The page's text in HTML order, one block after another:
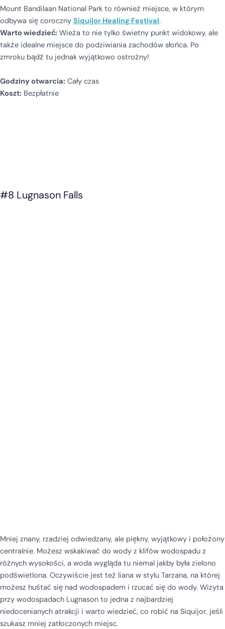
Mount Bandilaan National Park to również miejsce, w którym
odbywa się coroczny Siquijor Healing Festival.
Warto wiedzieć: Wieża to nie tylko świetny punkt widokowy, ale
także idealne miejsce do podziwiania zachodów słońca. Po
zmroku bądź tu jednak wyjątkowo ostrożny!
Godziny otwarcia: Cały czas
Koszt: Bezpłatnie
#8 Lugnason Falls
Mniej znany, rzadziej odwiedzany, ale piękny, wyjątkowy i położony
centralnie. Możesz wskakiwać do wody z klifów wodospadu z
różnych wysokości, a woda wygląda tu niemal jakby była zielono
podświetlona. Oczywiście jest też liana w stylu Tarzana, na której
możesz huśtać się nad wodospadem i rzucać się do wody. Wizyta
przy wodospadach Lugnason to jedna z najbardziej
niedocenianych atrakcji i warto wiedzieć, co robić na Siquijor, jeśli
szukasz mniej zatłoczonych miejsc.